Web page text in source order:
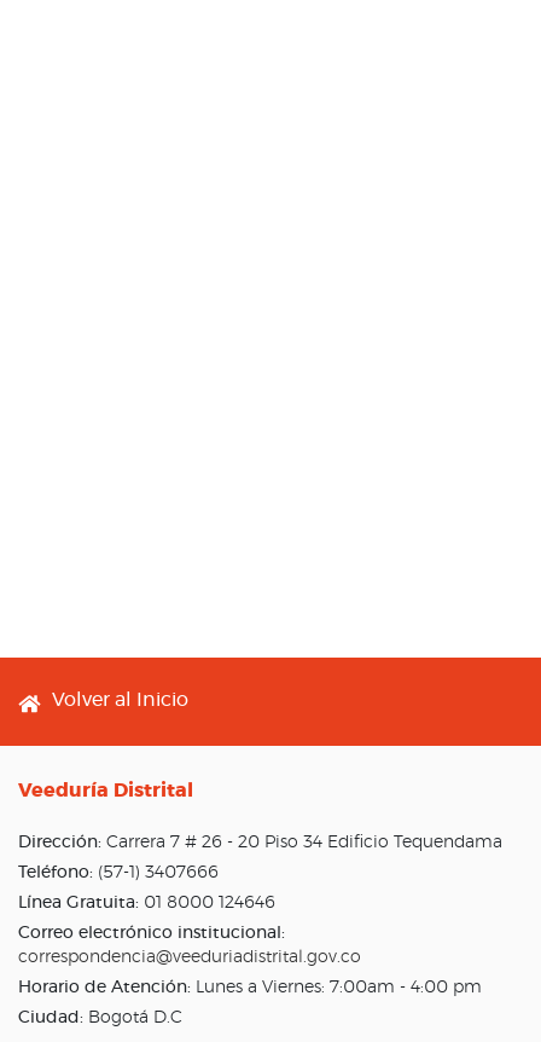
Footer menu
Volver al Inicio
Veeduría Distrital
Dirección: Carrera 7 # 26 - 20 Piso 34 Edificio Tequendama
Teléfono: (57-1) 3407666
Línea Gratuita: 01 8000 124646
Correo electrónico institucional:
correspondencia@veeduriadistrital.gov.co
Horario de Atención: Lunes a Viernes: 7:00am - 4:00 pm
Ciudad: Bogotá D.C